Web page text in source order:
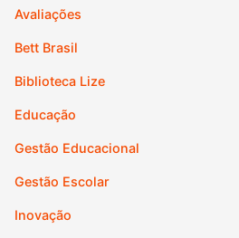
Avaliações
Bett Brasil
Biblioteca Lize
Educação
Gestão Educacional
Gestão Escolar
Inovação